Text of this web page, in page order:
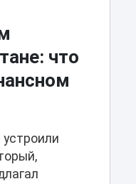
что